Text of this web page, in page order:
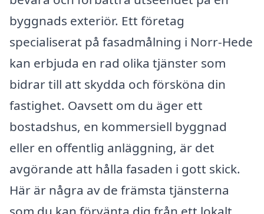
byggnads exteriör. Ett företag
specialiserat på fasadmålning i Norr-Hede
kan erbjuda en rad olika tjänster som
bidrar till att skydda och försköna din
fastighet. Oavsett om du äger ett
bostadshus, en kommersiell byggnad
eller en offentlig anläggning, är det
avgörande att hålla fasaden i gott skick.
Här är några av de främsta tjänsterna